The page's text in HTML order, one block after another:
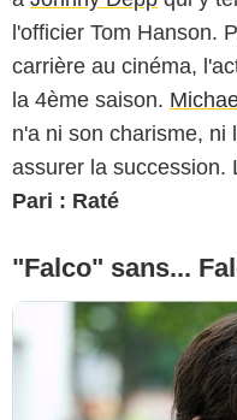
l'officier Tom Hanson.
carrière au cinéma,
la 4ème saison.
n'a ni son charisme, ni
assurer la succession.
Pari : Raté
"Falco" sans...